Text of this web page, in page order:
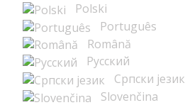
Polski
Português
Română
Русский
Cрпски језик
Slovenčina